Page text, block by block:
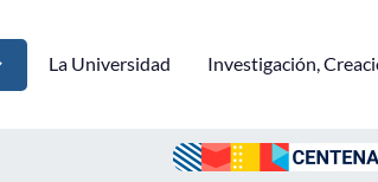
La Universidad Investigación,